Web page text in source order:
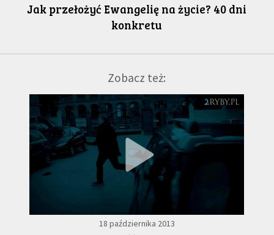
Jak przełożyć Ewangelię na życie? 40 dni
konkretu
Zobacz też:
18 października 2013